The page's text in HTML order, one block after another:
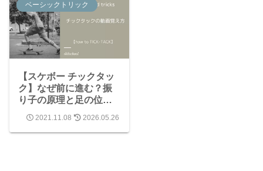
ベーシックトリック
【スケボー チックタッ
ク】なぜ前に進む？振
り子の原理と足の位
置・練習ステップを初
心者向けに解説
2021.11.08 2026.05.26